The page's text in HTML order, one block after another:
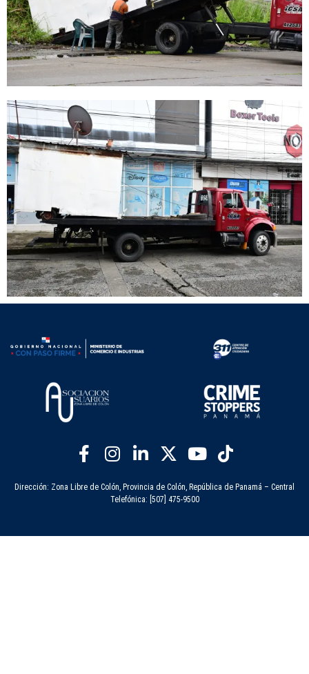
Dirección: Zona Libre de Colón, Provincia de Colón, República de Panamá – Central
Telefónica: [507] 475-9500